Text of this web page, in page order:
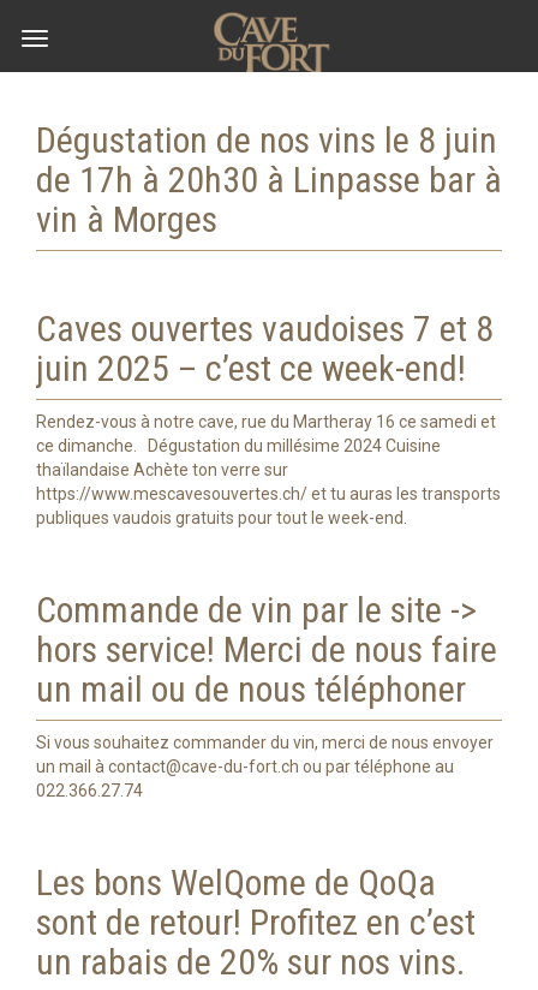
Toggle
Dégustation de nos vins le 8 juin
de 17h à 20h30 à Linpasse bar à
vin à Morges
Caves ouvertes vaudoises 7 et 8
juin 2025 – c’est ce week-end!
Rendez-vous à notre cave, rue du Martheray 16 ce samedi et
ce dimanche. Dégustation du millésime 2024 Cuisine
thaïlandaise Achète ton verre sur
https://www.mescavesouvertes.ch/ et tu auras les transports
publiques vaudois gratuits pour tout le week-end.
Commande de vin par le site ->
hors service! Merci de nous faire
un mail ou de nous téléphoner
Si vous souhaitez commander du vin, merci de nous envoyer
un mail à contact@cave-du-fort.ch ou par téléphone au
022.366.27.74
Les bons WelQome de QoQa
sont de retour! Profitez en c’est
un rabais de 20% sur nos vins.